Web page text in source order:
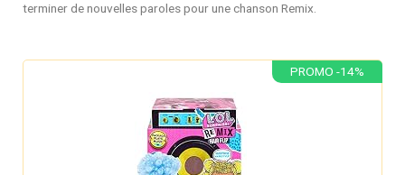
terminer de nouvelles paroles pour une chanson Remix.
PROMO -14%